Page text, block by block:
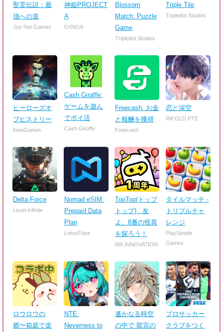
聖霊伝説：最
強への道
Joy Net Games
神姫PROJECT
A
EXNOA
Blossom
Match: Puzzle
Game
Tripledot Studios
Triple Tile
Tripledot Studios
ヒーローズオ
ブヒストリー
InnoGames
Cash Giraffe:
ゲームを遊ん
でポイ活
Cash Giraffe
Freecash: お金
と報酬を獲得
Freecash
恋と深空
INFOLD PTE
Delta Force
Level Infinite
Nomad eSIM:
Prepaid Data
Plan
LotusFlare
TopTop(トップ
トップ) : 友
よ、8番の怪異
を探ろう！
MX INNOVATION
タイルマッチ -
トリプルチャ
レンジ
PlaySimple
Games
ロウロウの
郷〜箱庭で楽
NTE:
Neverness to
遙かなる時空
の中で 龍宮の
プロサッカー
クラブをつく